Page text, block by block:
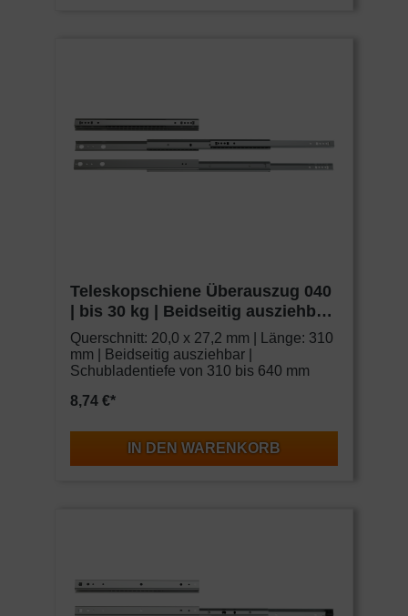
Teleskopschiene Überauszug 040
| bis 30 kg | Beidseitig ausziehbar
| Schock Metall CLASSIC
Querschnitt: 20,0 x 27,2 mm | Länge: 310
mm | Beidseitig ausziehbar |
Schubladentiefe von 310 bis 640 mm
8,74 €*
IN DEN WARENKORB